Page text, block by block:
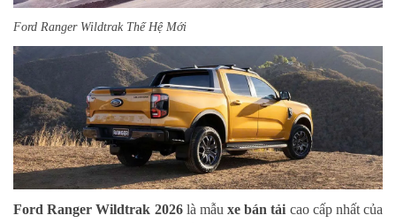
Ford Ranger Wildtrak Thế Hệ Mới
Ford Ranger Wildtrak 2026là mẫu xe bán tải cao cấp nhất của